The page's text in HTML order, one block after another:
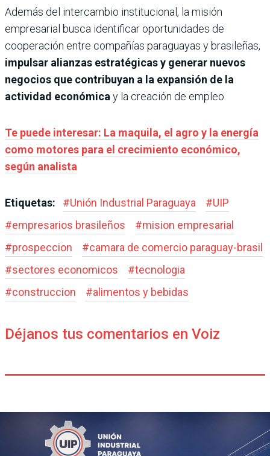
Además del intercambio institucional, la misión
empresarial busca identificar oportunidades de
cooperación entre compañías paraguayas y brasileñas,
impulsar alianzas estratégicas y generar nuevos
negocios que contribuyan a la expansión de la
actividad económica y la creación de empleo.
Te puede interesar: La maquila, el agro y la energía
como motores para el crecimiento económico,
según analista
Etiquetas: #Unión Industrial Paraguaya #UIP
#empresarios brasileños #mision empresarial
#prospeccion #camara de comercio paraguay-brasil
#sectores economicos #tecnologia
#construccion #alimentos y bebidas
Déjanos tus comentarios en Voiz